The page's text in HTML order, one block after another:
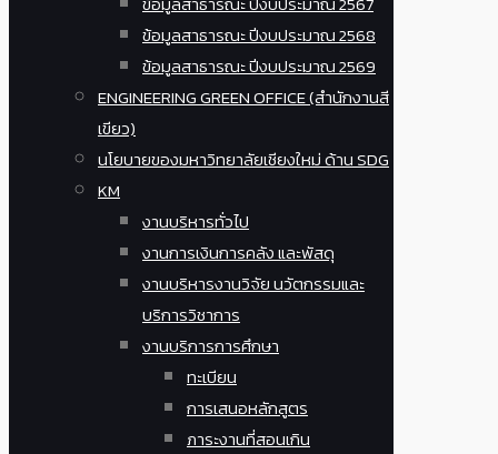
ข้อมูลสาธารณะ ปีงบประมาณ 2568
ข้อมูลสาธารณะ ปีงบประมาณ 2569
ENGINEERING GREEN OFFICE (สำนักงานสี
เขียว)
นโยบายของมหาวิทยาลัยเชียงใหม่ ด้าน SDG
KM
งานบริหารทั่วไป
งานการเงินการคลัง และพัสดุ
งานบริหารงานวิจัย นวัตกรรมและ
บริการวิชาการ
งานบริการการศึกษา
ทะเบียน
การเสนอหลักสูตร
ภาระงานที่สอนเกิน